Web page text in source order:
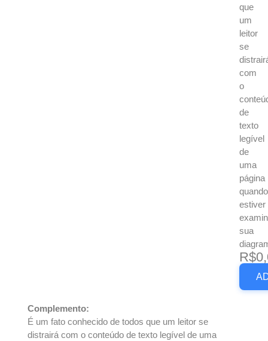
que
um
leitor
se
com
o
de
texto
legível
de
uma
página
quando
estiver
sua
Complemento:
É um fato conhecido de todos que um leitor se
distrairá com o conteúdo de texto legível de uma